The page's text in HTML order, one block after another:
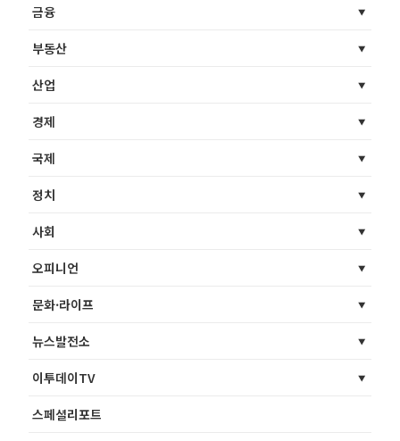
금융
부동산
산업
경제
국제
정치
사회
오피니언
문화·라이프
뉴스발전소
이투데이TV
스페셜리포트